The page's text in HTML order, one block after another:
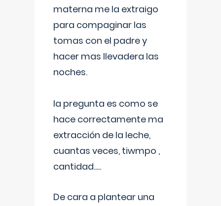
materna me la extraigo
para compaginar las
tomas con el padre y
hacer mas llevadera las
noches.
la pregunta es como se
hace correctamente ma
extracción de la leche,
cuantas veces, tiwmpo ,
cantidad.....
De cara a plantear una